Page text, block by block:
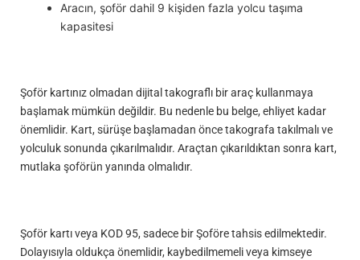
Aracın, şoför dahil 9 kişiden fazla yolcu taşıma
kapasitesi
Şoför kartınız olmadan dijital takograflı bir araç kullanmaya
başlamak mümkün değildir. Bu nedenle bu belge, ehliyet kadar
önemlidir. Kart, sürüşe başlamadan önce takografa takılmalı ve
yolculuk sonunda çıkarılmalıdır. Araçtan çıkarıldıktan sonra kart,
mutlaka şoförün yanında olmalıdır.
Şoför kartı veya KOD 95, sadece bir Şoföre tahsis edilmektedir.
Dolayısıyla oldukça önemlidir, kaybedilmemeli veya kimseye